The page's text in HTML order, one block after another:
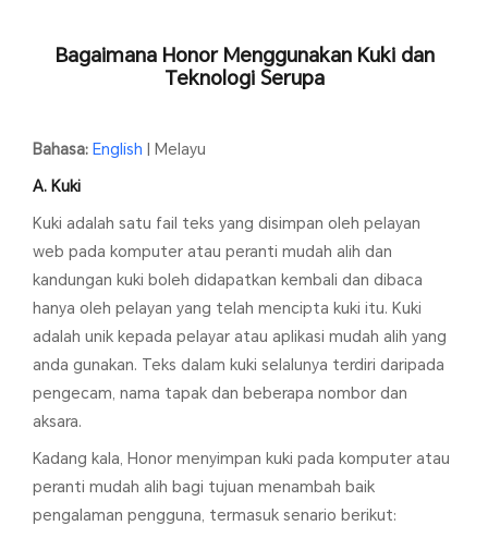
Bagaimana Honor Menggunakan Kuki dan
Teknologi Serupa
Bahasa: English | Melayu
A. Kuki
Kuki adalah satu fail teks yang disimpan oleh pelayan
web pada komputer atau peranti mudah alih dan
kandungan kuki boleh didapatkan kembali dan dibaca
hanya oleh pelayan yang telah mencipta kuki itu. Kuki
adalah unik kepada pelayar atau aplikasi mudah alih yang
anda gunakan. Teks dalam kuki selalunya terdiri daripada
pengecam, nama tapak dan beberapa nombor dan
aksara.
Kadang kala, Honor menyimpan kuki pada komputer atau
peranti mudah alih bagi tujuan menambah baik
pengalaman pengguna, termasuk senario berikut: